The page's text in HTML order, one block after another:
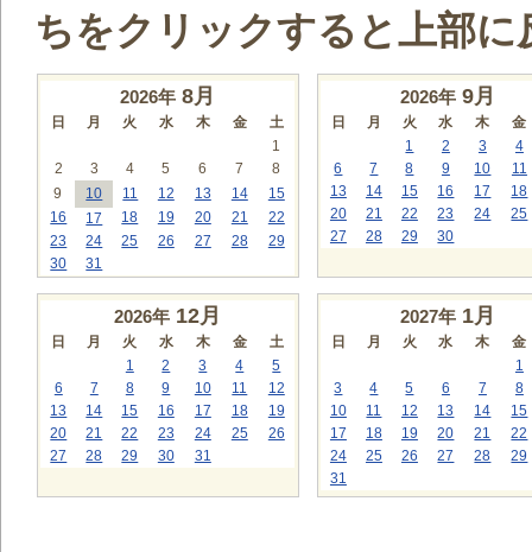
ちをクリックすると上部に
2026年 8月
日 月 火 水 木 金
土
1
2
3 4 5 6 7
8
9
10 11 12 13 14
15
16
17 18 19 20 21
22
23
24 25 26 27 28
29
30
31
2026年 9月
日 月 火 水 木
金
1
2 3
4
6
7 8 9 10
11
13
14 15 16 17
18
20
21 22 23 24
25
27
28 29 30
2026年 12月
日 月 火 水 木 金
土
1
2 3 4
5
6
7 8 9 10 11
12
13
14 15 16 17 18
19
20
21 22 23 24 25
26
27
28 29 30 31
2027年 1月
日 月 火 水 木
金
1
3
4 5 6 7
8
10
11 12 13 14
15
17
18 19 20 21
22
24
25 26 27 28
29
31